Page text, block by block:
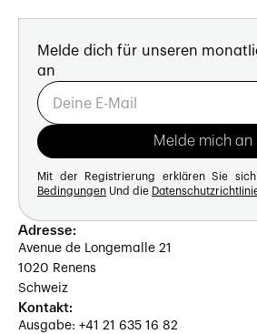
Melde dich für unseren
an
Mit der Registrierung erklären Sie
Bedingungen Und die
Adresse:
Avenue de Longemalle 21
1020 Renens
Schweiz
Kontakt:
Ausgabe: +41 21 635 16 82